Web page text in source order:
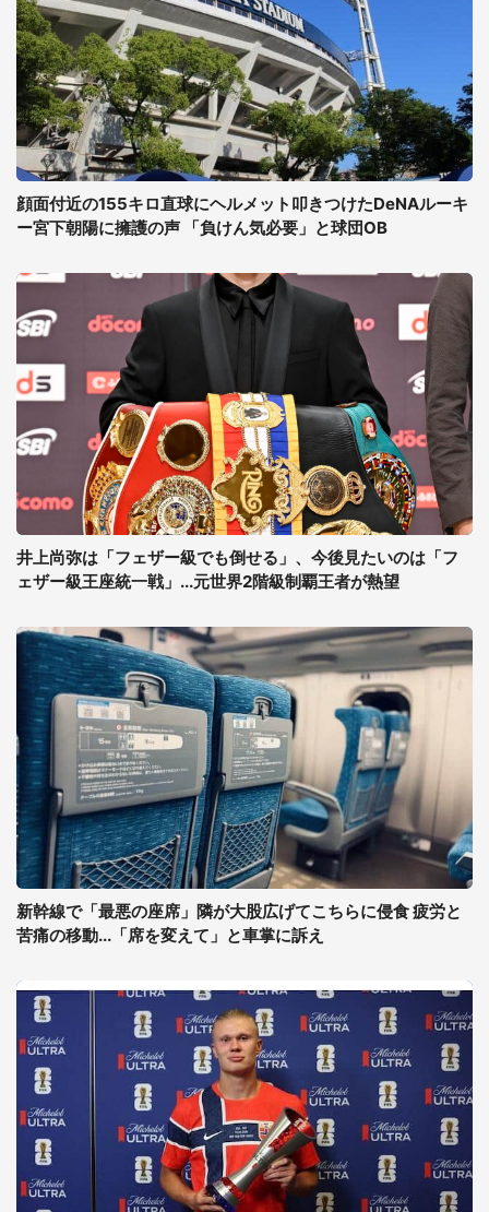
顔面付近の155キロ直球にヘルメット叩きつけたDeNAルーキ
ー宮下朝陽に擁護の声 「負けん気必要」と球団OB
井上尚弥は「フェザー級でも倒せる」、今後見たいのは「フ
ェザー級王座統一戦」...元世界2階級制覇王者が熱望
新幹線で「最悪の座席」隣が大股広げてこちらに侵食 疲労と
苦痛の移動...「席を変えて」と車掌に訴え